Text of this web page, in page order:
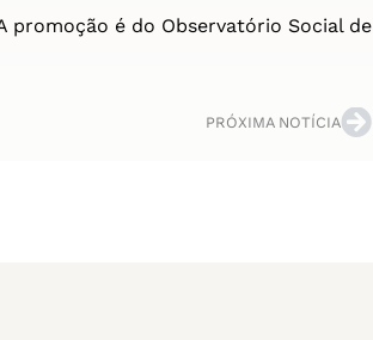
promoção é do Observatório Social de
PRÓXIMA NOTÍCIA